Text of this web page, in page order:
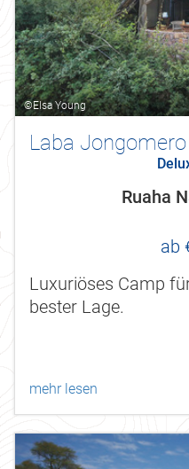
©Elsa Young
Laba Jongomero
Ruaha
ab
Luxuriöses Camp
bester Lage.
mehr lesen